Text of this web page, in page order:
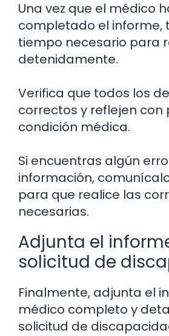
Una vez que el médico
completado el informe,
tiempo necesario para
detenidamente.
Verifica que todos los
correctos y reflejen con
condición médica.
Si encuentras algún
información,
para que realice las
necesarias.
Adjunta el
solicitud de
Finalmente, adjunta el
médico completo y
solicitud de